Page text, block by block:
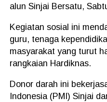
alun Sinjai Bersatu,
Kegiatan sosial ini
guru, tenaga
masyarakat yang turut
rangkaian Hardiknas.
Donor darah ini
Indonesia (PMI) Sinjai